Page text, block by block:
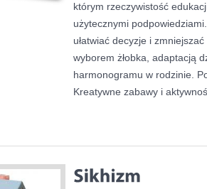
którym rzeczywistość
użytecznymi
ułatwiać decyzje i
wyborem żłobka, adaptacją
harmonogramu w rodzinie.
Kreatywne zabawy i